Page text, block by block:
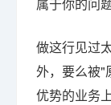
做这行见过
外，要么被"
优势的业务